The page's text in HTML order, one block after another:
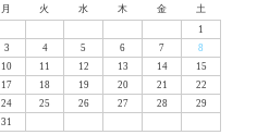
月 火 水 木 金
土
1
3 4 5 6 7
8
10 11 12 13 14
15
17 18 19 20 21
22
24 25 26 27 28
29
31